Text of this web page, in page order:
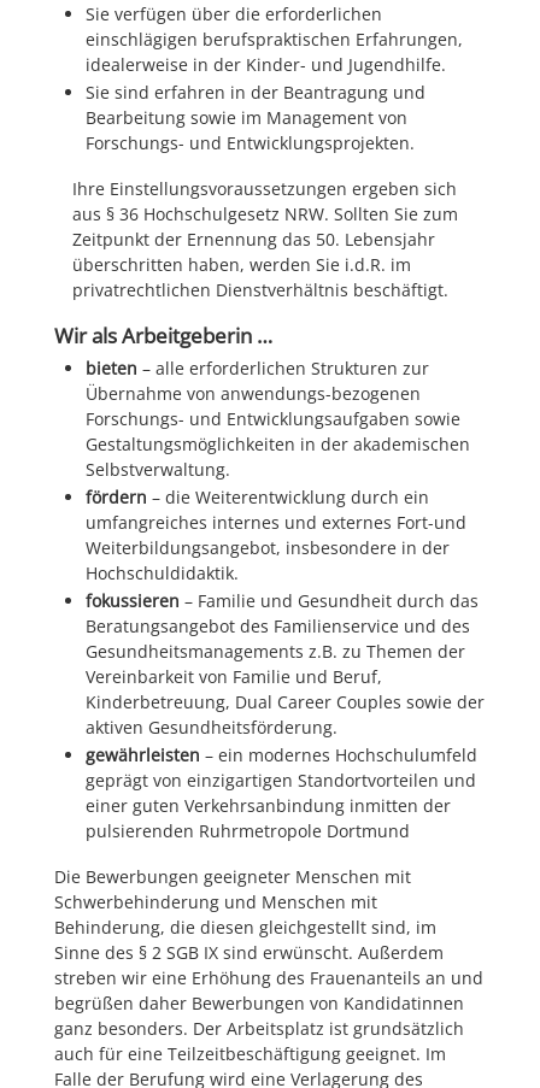
Sie verfügen über die erforderlichen
einschlägigen berufspraktischen Erfahrungen,
idealerweise in der Kinder- und Jugendhilfe.
Sie sind erfahren in der Beantragung und
Bearbeitung sowie im Management von
Forschungs- und Entwicklungsprojekten.
Ihre Einstellungsvoraussetzungen ergeben sich
aus § 36 Hochschulgesetz NRW. Sollten Sie zum
Zeitpunkt der Ernennung das 50. Lebensjahr
überschritten haben, werden Sie i.d.R. im
privatrechtlichen Dienstverhältnis beschäftigt.
Wir als Arbeitgeberin …
bieten – alle erforderlichen Strukturen zur
Übernahme von anwendungs-­bezogenen
Forschungs- und Entwicklungsaufgaben sowie
Gestaltungsmöglichkeiten in der akademischen
Selbstverwaltung.
fördern – die Weiterentwicklung durch ein
umfangreiches internes und externes Fort-und
Weiterbildungsangebot, insbesondere in der
Hochschuldidaktik.
fokussieren – Familie und Gesundheit durch das
Beratungsangebot des Familienservice und des
Gesundheitsmanagements z.B. zu Themen der
Vereinbarkeit von Familie und Beruf,
Kinderbetreuung, Dual Career Couples sowie der
aktiven Gesundheitsförderung.
gewährleisten – ein modernes Hochschulumfeld
geprägt von einzigartigen Standortvorteilen und
einer guten Verkehrsanbindung inmitten der
pulsierenden Ruhrmetropole Dortmund
Die Bewerbungen geeigneter Menschen mit
Schwerbehinderung und Menschen mit
Behinderung, die diesen gleichgestellt sind, im
Sinne des § 2 SGB IX sind erwünscht. Außerdem
streben wir eine Erhöhung des Frauenanteils an und
begrüßen daher Bewerbungen von Kandidatinnen
ganz besonders. Der Arbeitsplatz ist grundsätzlich
auch für eine Teilzeitbeschäftigung geeignet. Im
Falle der Berufung wird eine Verlagerung des